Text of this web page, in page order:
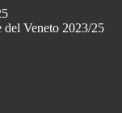
Veneto 2023/25